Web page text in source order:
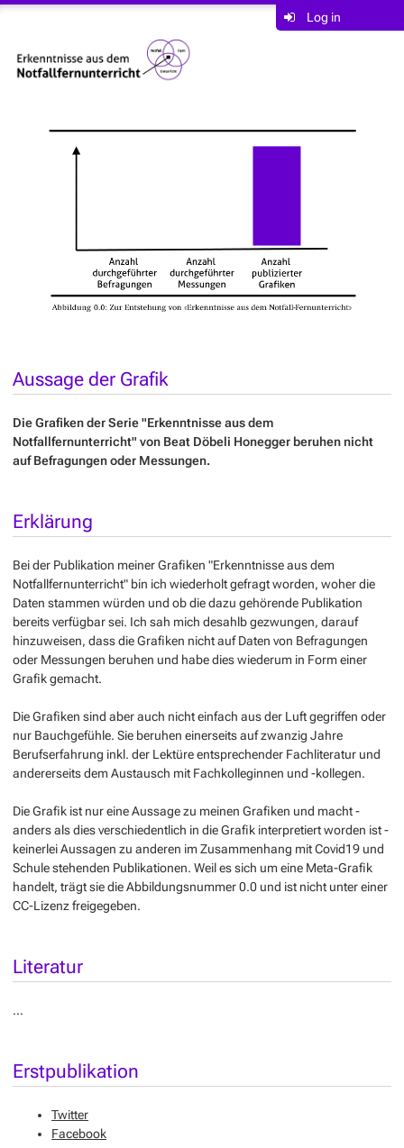
Log in
Aussage der Grafik
Die Grafiken der Serie "Erkenntnisse aus dem
Notfallfernunterricht" von Beat Döbeli Honegger beruhen nicht
auf Befragungen oder Messungen.
Erklärung
Bei der Publikation meiner Grafiken "Erkenntnisse aus dem
Notfallfernunterricht" bin ich wiederholt gefragt worden, woher die
Daten stammen würden und ob die dazu gehörende Publikation
bereits verfügbar sei. Ich sah mich desahlb gezwungen, darauf
hinzuweisen, dass die Grafiken nicht auf Daten von Befragungen
oder Messungen beruhen und habe dies wiederum in Form einer
Grafik gemacht.
Die Grafiken sind aber auch nicht einfach aus der Luft gegriffen oder
nur Bauchgefühle. Sie beruhen einerseits auf zwanzig Jahre
Berufserfahrung inkl. der Lektüre entsprechender Fachliteratur und
andererseits dem Austausch mit Fachkolleginnen und -kollegen.
Die Grafik ist nur eine Aussage zu meinen Grafiken und macht -
anders als dies verschiedentlich in die Grafik interpretiert worden ist -
keinerlei Aussagen zu anderen im Zusammenhang mit Covid19 und
Schule stehenden Publikationen. Weil es sich um eine Meta-Grafik
handelt, trägt sie die Abbildungsnummer 0.0 und ist nicht unter einer
CC-Lizenz freigegeben.
Literatur
…
Erstpublikation
Twitter
Facebook